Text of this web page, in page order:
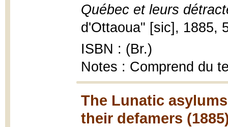
Québec et leurs
d'Ottaoua" [sic], 1885,
ISBN : (Br.)
Notes : Comprend du
The Lunatic
their defamers